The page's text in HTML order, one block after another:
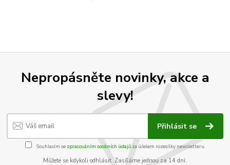
Nepropásněte novinky, akce a
slevy!
Přihlásit se
Souhlasím se zpracováním osobních údajůza účelem rozesílky newsletteru.
Můžete se kdykoli odhlásit. Zasíláme jednou za 14 dní.